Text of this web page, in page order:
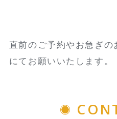
直前のご予約やお急ぎ
にてお願いいたします。